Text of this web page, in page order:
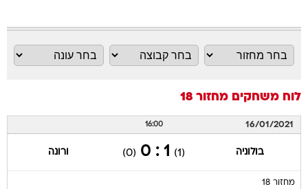
לוח משחקים מחזור 18
16/01/2021
16:00
בולוניה (1)
1 : 0
(0) ורונה
מחזור 18